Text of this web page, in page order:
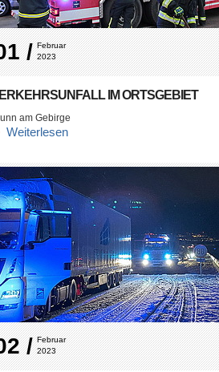
/ Februar
2023
IM ORTSGEBIET
am Gebirge
Weiterlesen
/ Februar
2023